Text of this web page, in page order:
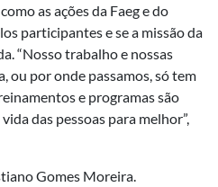
as ações da Faeg e do
participantes e se a missão da
“Nosso trabalho e nossas
ou por onde passamos, só tem
e programas são
das pessoas para melhor”,
Gomes Moreira.